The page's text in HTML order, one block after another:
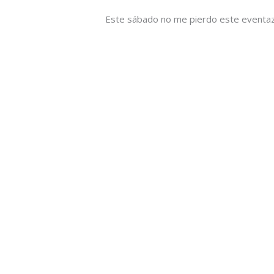
Este sábado no me pierdo este